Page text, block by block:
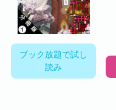
ブック放題で試し
読み